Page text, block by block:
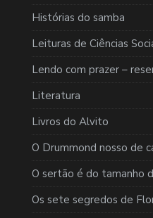
Histórias do samba
Leituras de Ciências
Lendo com prazer –
Literatura
Livros do Alvito
O Drummond nosso de
O sertão é do tamanho
Os sete segredos de